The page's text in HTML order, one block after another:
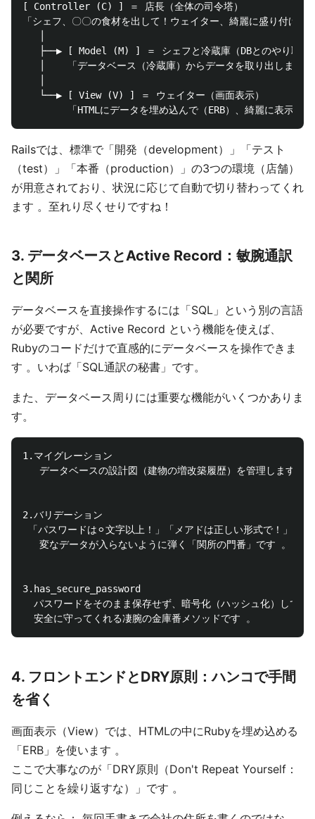
[ Controller (C) ] ＝ 店長（全体の司令塔）
「シェフ、〇〇の食材を出して！ウェイター、綺麗に盛り付け
├──▶ [ Model (M) ] ＝ シェフと冷蔵庫（DBとのやり取り
│    「データベース（冷蔵庫）からデータを取り出します
   └──▶ [ View (V) ] ＝ ウェイター（画面表示）
Railsでは、標準で「開発（development）」「テスト
（test）」「本番（production）」の3つの環境（店舗）
が用意されており、状況に応じて自動で切り替わってくれ
ます 。至れり尽くせりですね！
3. データベースとActive Record：敏腕通訳
と関所
データベースを直接操作するには「SQL」という別の言語
が必要ですが、Active Record という機能を使えば、
Rubyのコードだけで直感的にデータベースを操作できま
す 。いわば「SQL通訳の秘書」です。
また、データベース周りには重要な機能がいくつかありま
す。
1.マイグレーション
   データベースの設計図（建物の増改築履歴）を管理します 。
2.バリデーション
「パスワードは⚪︎文字以上！」「メアドは正しい形式で！」とい
   変なデータが入らないように弾く「関所の門番」です 。
3.has_secure_password
  パスワードをそのまま保存せず、暗号化（ハッシュ化）して
4. フロントエンドとDRY原則：ハンコで手間
を省く
画面表示（View）では、HTMLの中にRubyを埋め込める
「ERB」を使います 。
ここで大事なのが「DRY原則（Don't Repeat Yourself：
同じことを繰り返すな）」です 。